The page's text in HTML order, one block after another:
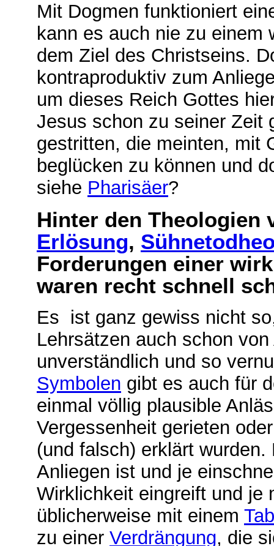
Mit Dogmen funktioniert
kann es auch nie zu einem
dem Ziel des Christseins.
kontraproduktiv zum
um dieses Reich Gottes
Jesus schon zu seiner Zeit
gestritten, die meinten, mit
beglücken zu können und
siehe Pharisäer?
Hinter den
Erlösung,
Forderungen einer
waren recht schnell
Es ist ganz gewiss nicht
Lehrsätzen auch schon
unverständlich und so
Symbolen gibt es auch für
einmal völlig plausible
Vergessenheit gerieten
(und falsch) erklärt
Anliegen ist und je
Wirklichkeit eingreift und je
üblicherweise mit einem
zu einer Verdrängung, die